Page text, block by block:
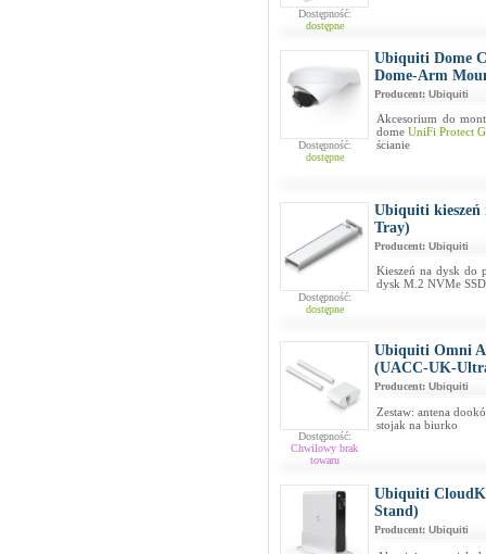
Dostępność:
dostępne
Dostępność:
dostępne
Ubiquiti Dome
Dome-Arm
Producent: Ubiquiti
Akcesorium do
domeUniFi Protect
ścianie
Dostępność:
dostępne
Ubiquiti kieszeń
Tray)
Producent: Ubiquiti
Kieszeń na dysk do
dysk M.2 NVMe
Dostępność:
Chwilowy brak
towaru
Ubiquiti Omni
(UACC-UK-
Producent: Ubiquiti
Zestaw: antena
stojak na biurko
Ubiquiti
Stand)
Producent: Ubiquiti